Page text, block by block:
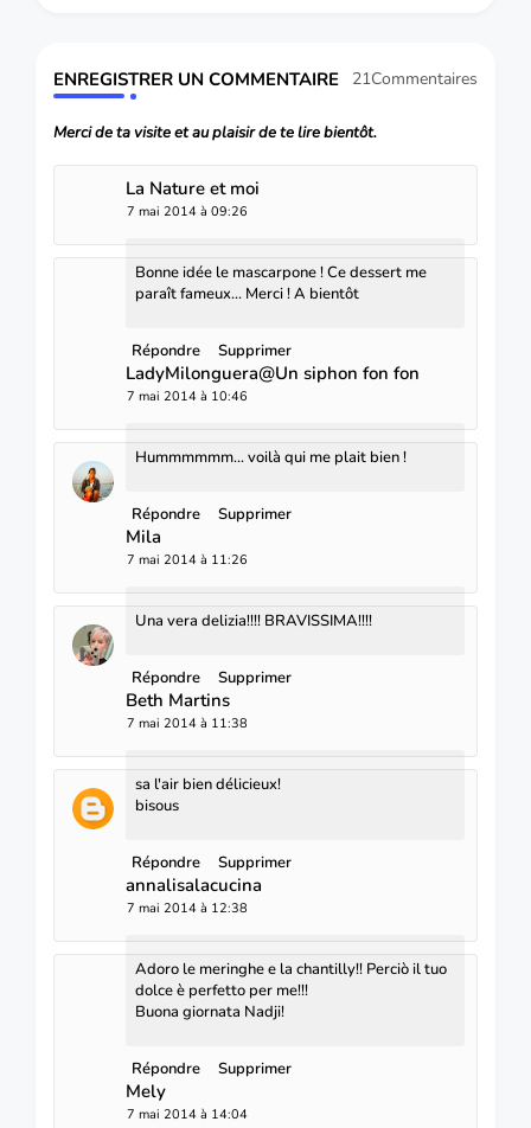
ENREGISTRER UN COMMENTAIRE 21Commentaires
Merci de ta visite et au plaisir de te lire bientôt.
La Nature et moi
7 mai 2014 à 09:26
Bonne idée le mascarpone ! Ce dessert me
paraît fameux... Merci ! A bientôt
Répondre Supprimer
LadyMilonguera@Un siphon fon fon
7 mai 2014 à 10:46
Hummmmmm... voilà qui me plait bien !
Répondre Supprimer
Mila
7 mai 2014 à 11:26
Una vera delizia!!!! BRAVISSIMA!!!!
Répondre Supprimer
Beth Martins
7 mai 2014 à 11:38
sa l'air bien délicieux!
bisous
Répondre Supprimer
annalisalacucina
7 mai 2014 à 12:38
Adoro le meringhe e la chantilly!! Perciò il tuo
dolce è perfetto per me!!!
Buona giornata Nadji!
Répondre Supprimer
Mely
7 mai 2014 à 14:04